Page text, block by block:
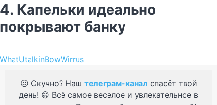
4. Капельки идеально
покрывают банку
WhatUtalkinBowWirrus
☹️ Скучно? Наш телеграм-канал спасёт твой
день! 😄 Всё самое веселое и увлекательное в